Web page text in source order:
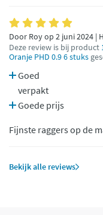
Door Roy op 2 juni 2024
Deze review is bij product
Oranje PHD 0.9 6 stuks
Goed
verpakt
Goede prijs
Fijnste raggers op de
Bekijk alle reviews